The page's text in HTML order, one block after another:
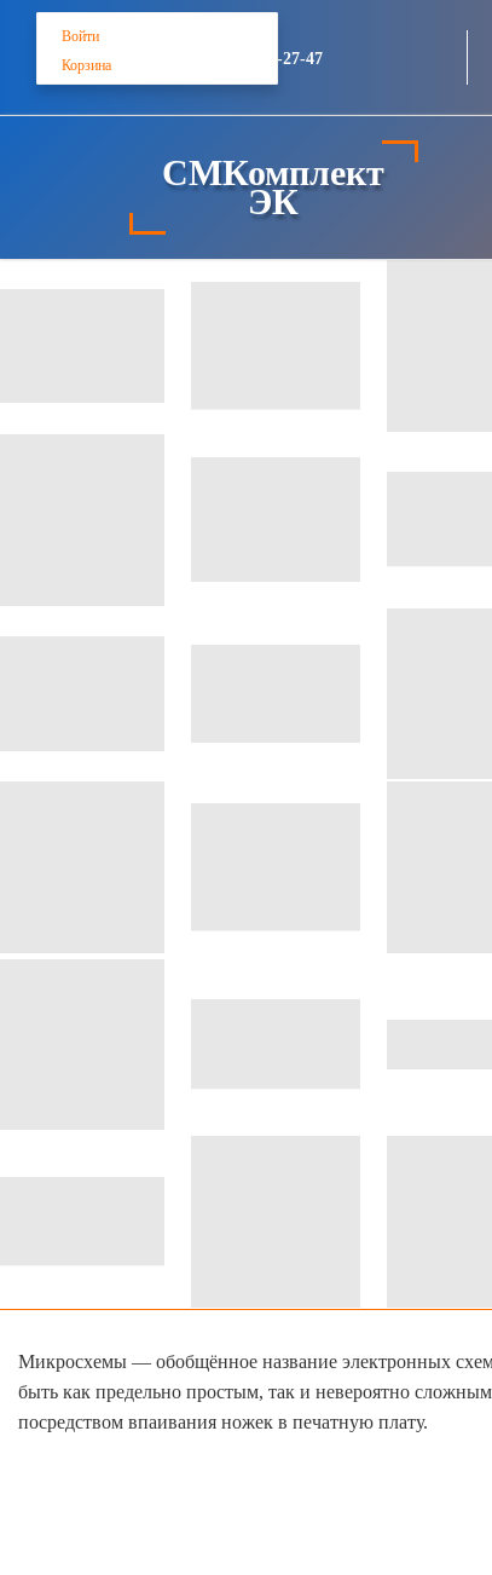
+7 (812) 748-27-47
СМКомплект
ЭК
Войти
Корзина
Микросхемы — обобщённое название электронных
быть как предельно простым, так и невероятно
посредством впаивания ножек в печатную плату.